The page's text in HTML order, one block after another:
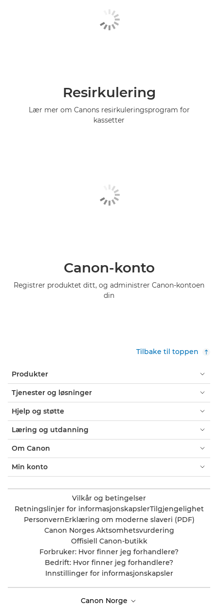
Resirkulering
Lær mer om Canons resirkuleringsprogram for
kassetter
Canon-konto
Registrer produktet ditt, og administrer Canon-kontoen
din
Tilbake til toppen
Produkter
Tjenester og løsninger
Hjelp og støtte
Læring og utdanning
Om Canon
Min konto
Vilkår og betingelser
Retningslinjer for informasjonskapslerTilgjengelighet
PersonvernErklæring om moderne slaveri (PDF)
Canon Norges Aktsomhetsvurdering
Offisiell Canon-butikk
Forbruker: Hvor finner jeg forhandlere?
Bedrift: Hvor finner jeg forhandlere?
Innstillinger for informasjonskapsler
Canon Norge